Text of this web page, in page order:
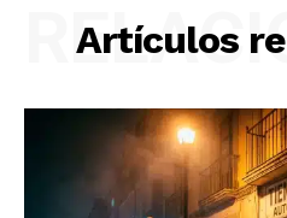
Artículos